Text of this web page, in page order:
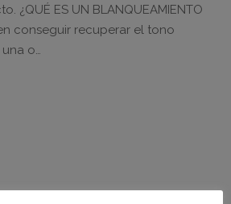
¿QUÉ ES UN BLANQUEAMIENTO
conseguir recuperar el tono
o…